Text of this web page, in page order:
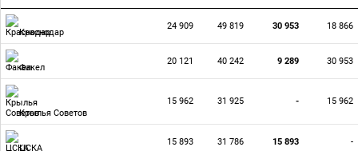
Краснодар
24 909 49 819 30 953 18 866
Факел
20 121 40 242 9 289 30 953
Крылья Советов
15 962 31 925 - 15 962
ЦСКА
15 893 31 786 15 893 -